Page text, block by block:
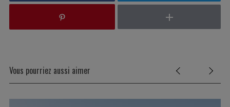
Vous pourriez aussi aimer